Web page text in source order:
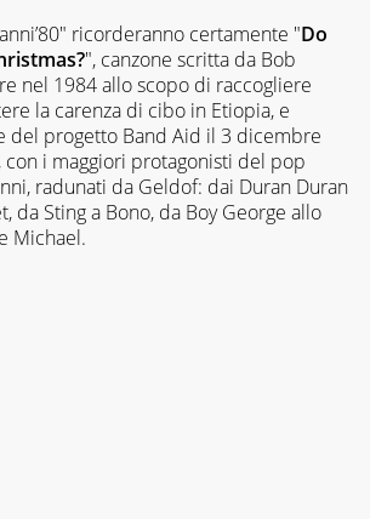
ricorderanno certamente "Do
", canzone scritta da Bob
nel 1984 allo scopo di raccogliere
la carenza di cibo in Etiopia, e
del progetto Band Aid il 3 dicembre
con i maggiori protagonisti del pop
radunati da Geldof: dai Duran Duran
da Sting a Bono, da Boy George allo
Michael.